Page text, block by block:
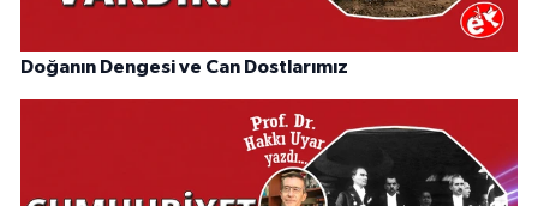
Doğanın Dengesi ve Can Dostlarımız